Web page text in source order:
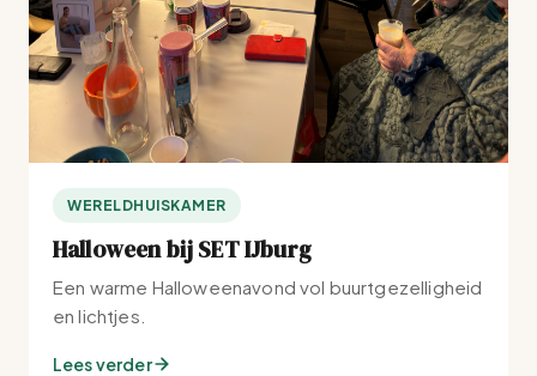
WERELDHUISKAMER
Halloween bij SET IJburg
Een warme Halloweenavond vol buurtgezelligheid
en lichtjes.
Lees verder